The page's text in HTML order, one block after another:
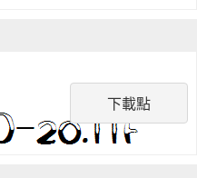
下載點